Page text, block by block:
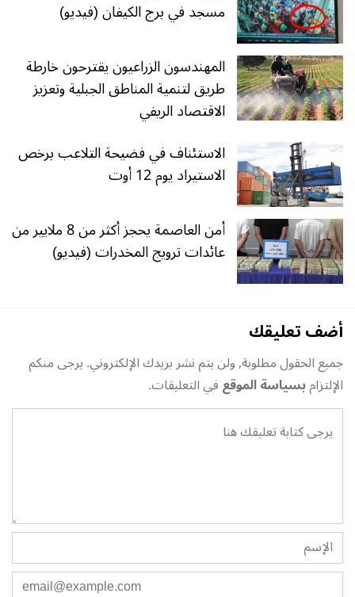
مسجد في برج الكيفان (فيديو)
المهندسون الزراعيون يقترحون خارطة
طريق لتنمية المناطق الجبلية وتعزيز
الاقتصاد الريفي
الاستئناف في فضيحة التلاعب برخص
الاستيراد يوم 12 أوت
أمن العاصمة يحجز أكثر من 8 ملايير من
عائدات ترويج المخدرات (فيديو)
أضف تعليقك
جميع الحقول مطلوبة, ولن يتم نشر بريدك الإلكتروني. يرجى منكم
الإلتزامبسياسة الموقعفي التعليقات.